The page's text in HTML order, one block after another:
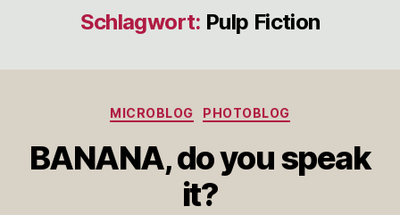
Schlagwort: Pulp Fiction
Kategorien
MICROBLOG PHOTOBLOG
BANANA, do you speak
it?